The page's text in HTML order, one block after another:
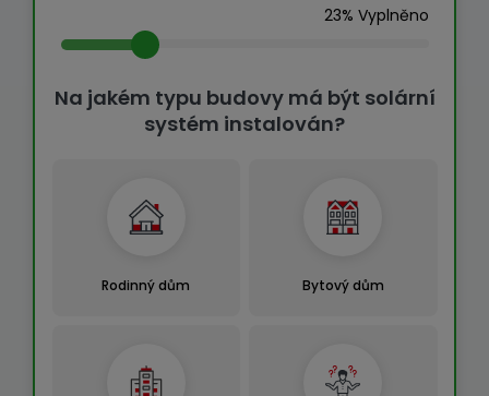
23% Vyplněno
Na jakém typu budovy má být solární
systém instalován?
Rodinný dům Bytový dům